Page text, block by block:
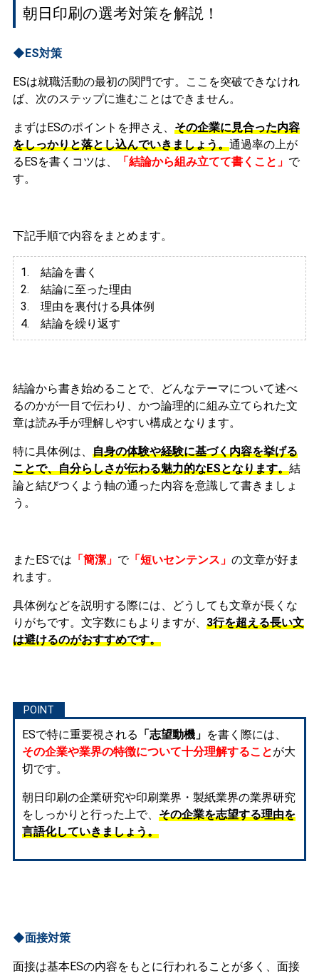
朝日印刷の選考対策を解説！
◆ES対策
ESは就職活動の最初の関門です。ここを突破できなけれ
ば、次のステップに進むことはできません。
まずはESのポイントを押さえ、 その企業に見合った内容
をしっかりと落とし込んでいきましょう。通過率の上が
るESを書くコツは、
「結論から組み立てて書くこと」 で
す。
下記手順で内容をまとめます。
1. 結論を書く
2. 結論に至った理由
3. 理由を裏付ける具体例
4. 結論を繰り返す
結論から書き始めることで、どんなテーマについて述べ
るのかが一目で伝わり、かつ論理的に組み立てられた文
章は読み手が理解しやすい構成となります。
特に具体例は、 自身の体験や経験に基づく内容を挙げる
ことで、自分らしさが伝わる魅力的なESとなります。結
論と結びつくよう軸の通った内容を意識して書きましょ
う。
またESでは 「簡潔」 で「短いセンテンス」 の文章が好ま
れます。
具体例などを説明する際には、どうしても文章が長くな
りがちです。文字数にもよりますが、 3行を超える長い文
は避けるのがおすすめです。
ESで特に重要視される 「志望動機」 を書く際には、
その企業や業界の特徴について十分理解することが大
切です。
朝日印刷の企業研究や印刷業界・製紙業界の業界研究
をしっかりと行った上で、 その企業を志望する理由を
言語化していきましょう。
◆面接対策
面接は基本ESの内容をもとに行われることが多く、面接